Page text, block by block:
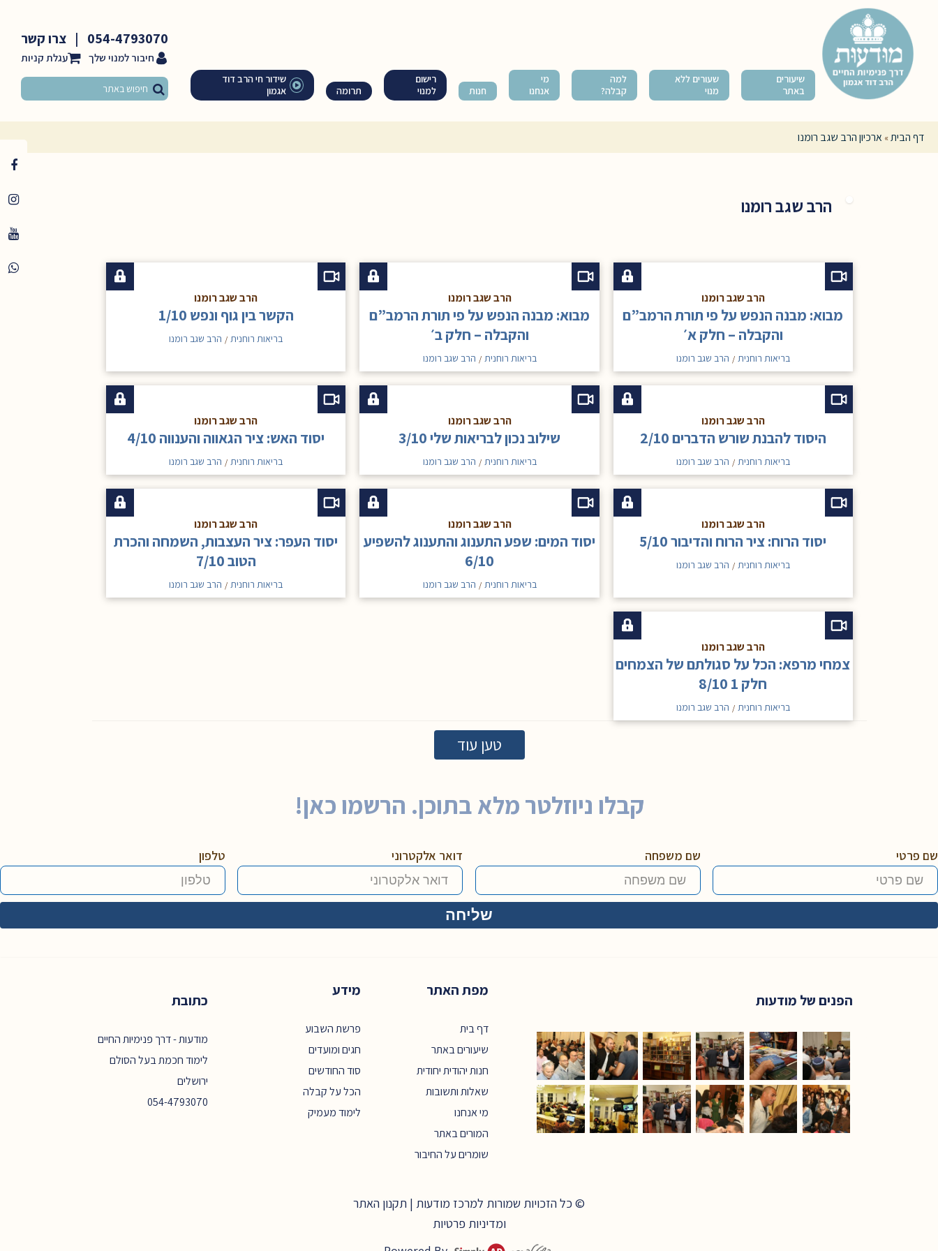
שיעורים
באתר
שעורים ללא
מנוי
למה
קבלה?
מי
אנחנו
חנות
רישום
למנוי
תרומה
שידור חי הרב דוד
אגמון
054-4793070
| צרו קשר
חיבור למנוי שלך
דף הבית» ארכיון הרב שגב רומנו
הרב שגב רומנו
הרב שגב רומנו
מבוא: מבנה הנפש על פי תורת הרמב”ם
והקבלה – חלק א׳
בריאות רוחנית / הרב שגב רומנו
הרב שגב רומנו
מבוא: מבנה הנפש על פי תורת הרמב”ם
והקבלה – חלק ב׳
בריאות רוחנית / הרב שגב רומנו
הרב שגב רומנו
הקשר בין גוף ונפש 1/10
בריאות רוחנית / הרב שגב רומנו
הרב שגב רומנו
היסוד להבנת שורש הדברים 2/10
בריאות רוחנית / הרב שגב רומנו
הרב שגב רומנו
שילוב נכון לבריאות שלי 3/10
בריאות רוחנית / הרב שגב רומנו
הרב שגב רומנו
יסוד האש: ציר הגאווה והענווה 4/10
בריאות רוחנית / הרב שגב רומנו
הרב שגב רומנו
יסוד הרוח: ציר הרוח והדיבור 5/10
בריאות רוחנית / הרב שגב רומנו
הרב שגב רומנו
יסוד המים: שפע התענוג והתענוג להשפיע
6/10
בריאות רוחנית / הרב שגב רומנו
הרב שגב רומנו
יסוד העפר: ציר העצבות, השמחה והכרת
הטוב 7/10
בריאות רוחנית / הרב שגב רומנו
הרב שגב רומנו
צמחי מרפא: הכל על סגולתם של הצמחים
חלק 1 8/10
בריאות רוחנית / הרב שגב רומנו
טען עוד
קבלו ניוזלטר מלא בתוכן. הרשמו כאן!
שם פרטי שם משפחה דואר אלקטרוני טלפון
כתובת
מודעות - דרך פנימיות החיים
לימוד חכמת בעל הסולם
ירושלים
054-4793070
מפת האתר
דף בית
שיעורים באתר
חנות יהודית יחודית
שאלות ותשובות
מי אנחנו
המורים באתר
שומרים על החיבור
מידע
פרשת השבוע
חגים ומועדים
סוד החודשים
הכל על קבלה
לימוד מעמיק
הפנים של מודעות
© כל הזכויות שמורות למרכז מודעות | תקנון האתר
ומדיניות פרטיות